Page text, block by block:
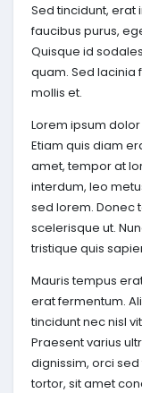
Sed tincidunt,
faucibus purus,
Quisque id
quam. Sed lacinia
mollis et.
Lorem ipsum
Etiam quis diam
amet, tempor at
interdum, leo
sed lorem. Donec
scelerisque ut.
tristique quis
Mauris tempus
erat fermentum.
tincidunt nec nisl
Praesent varius
dignissim, orci
tortor, sit amet